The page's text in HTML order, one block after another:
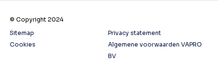
© Copyright 2024
Sitemap
Privacy statement
Cookies
Algemene voorwaarden VAPRO
BV